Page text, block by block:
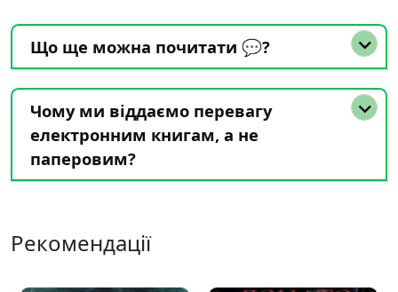
Що ще можна почитати 💬?
Чому ми віддаємо перевагу
електронним книгам, а не
паперовим?
Рекомендації